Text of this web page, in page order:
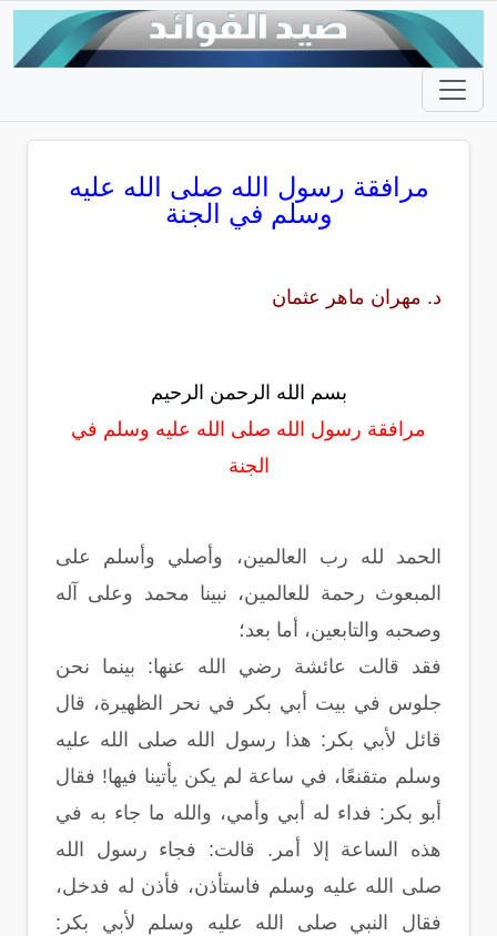
مرافقة رسول الله صلى الله عليه
وسلم في الجنة
د. مهران ماهر عثمان
بسم الله الرحمن الرحيم
مرافقة رسول الله صلى الله عليه وسلم في
الجنة
الحمد لله رب العالمين، وأصلي وأسلم على
المبعوث رحمة للعالمين، نبينا محمد وعلى آله
وصحبه والتابعين، أما بعد؛
فقد قالت عائشة رضي الله عنها: بينما نحن
جلوس في بيت أبي بكر في نحر الظهيرة، قال
قائل لأبي بكر: هذا رسول الله صلى الله عليه
وسلم متقنعًا، في ساعة لم يكن يأتينا فيها! فقال
أبو بكر: فداء له أبي وأمي، والله ما جاء به في
هذه الساعة إلا أمر. قالت: فجاء رسول الله
صلى الله عليه وسلم فاستأذن، فأذن له فدخل،
فقال النبي صلى الله عليه وسلم لأبي بكر: